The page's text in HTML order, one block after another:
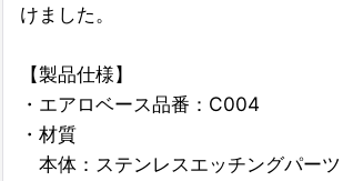
けました。
【製品仕様】
・エアロベース品番：C004
・材質
本体：ステンレスエッチングパーツ